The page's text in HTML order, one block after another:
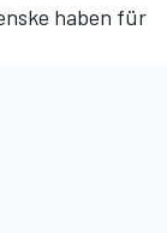
haben für